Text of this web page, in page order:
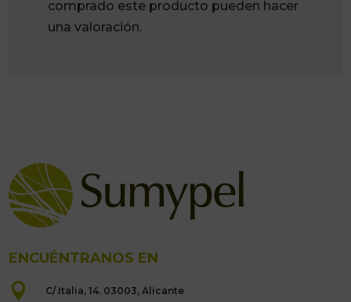
comprado este producto pueden hacer
una valoración.
ENCUÉNTRANOS EN
 C/ Italia, 14. 03003, Alicante